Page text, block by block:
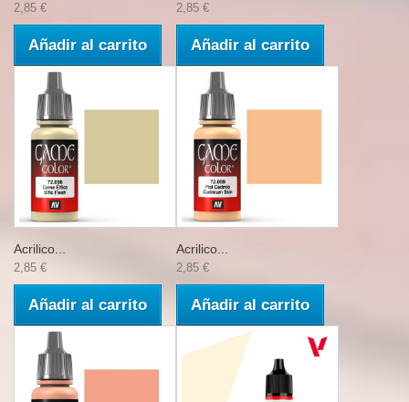
2,85 €
Añadir al carrito
2,85 €
Añadir al carrito
Acrilico...
2,85 €
Añadir al carrito
Acrilico...
2,85 €
Añadir al carrito